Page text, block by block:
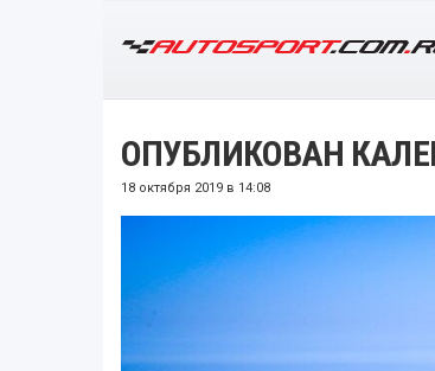
ОПУБЛИКОВАН
18 октября 2019 в 14:08